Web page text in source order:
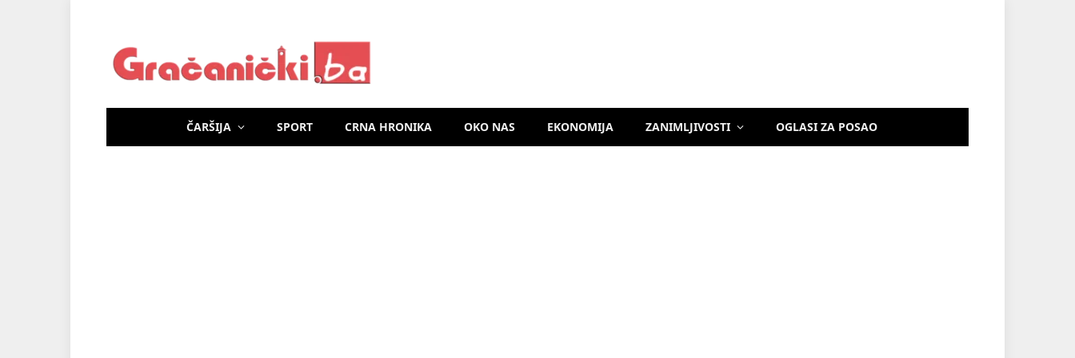
ČARŠIJA SPORT CRNA HRONIKA OKO NAS EKONOMIJA ZANIMLJIVOSTI OGLASI ZA POSAO